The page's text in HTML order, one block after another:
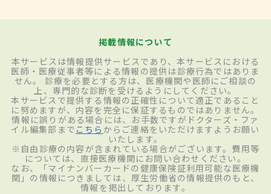
掲載情報について
本サービスは情報提供サービスであり、本サービスにおける
医師・医療従事者等による情報の提供は診療行為ではありま
せん。 診療を必要とする方は、医療機関や医師にご相談の
上、専門的な診断を受けるようにしてください。
本サービスで提供する情報の正確性について適正であること
に努めますが、内容を完全に保証するものではありません。
情報に誤りがある場合には、お手数ですがドクターズ・ファ
イル編集部まで こちら からご連絡をいただけますようお願い
いたします。
※自由診療の内容が含まれている場合がございます。費用等
については、直接医療機関にお問い合わせください。
なお、「マイナンバーカードの健康保険証利用可能な医療機
関」の情報につきましては、厚生労働省の情報提供のもと、
情報を掲出しております。